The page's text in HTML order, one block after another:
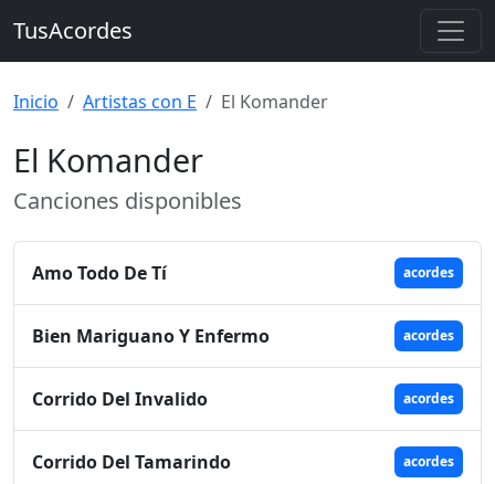
TusAcordes
Inicio Artistas con E El Komander
El Komander
Canciones disponibles
Amo Todo De Tí acordes
Bien Mariguano Y Enfermo acordes
Corrido Del Invalido acordes
Corrido Del Tamarindo acordes